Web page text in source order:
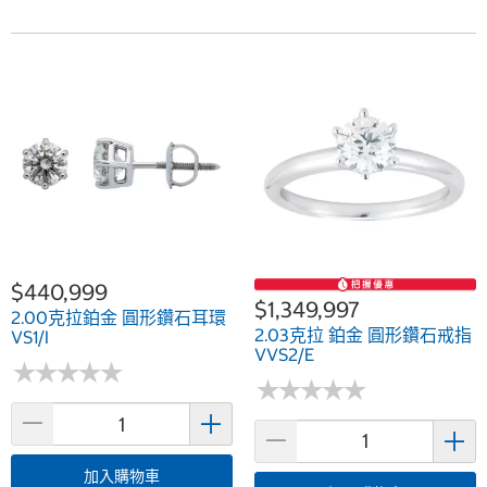
$440,999
2.00克拉鉑金 圓形鑽石耳環
VS1/I
★★★★★
★★★★★
加入購物車
$1,349,997
2.03克拉 鉑金 圓形鑽石戒指
VVS2/E
★★★★★
★★★★★